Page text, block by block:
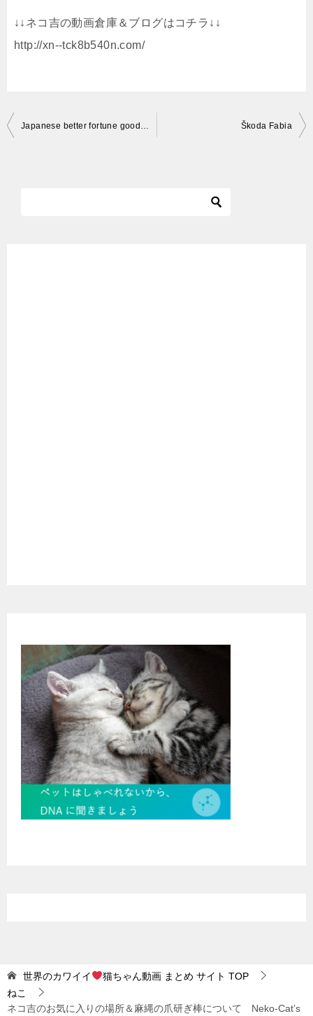
↓↓ネコ吉の動画倉庫＆ブログはコチラ↓↓
http://xn--tck8b540n.com/
投
Japanese better fortune goods “manekineko”日本の開運グッズ「招き猫」 Škoda Fabia
世界のカワイイ 猫ちゃん動画 まとめ サイト TOP
ねこ
ネコ吉のお気に入りの場所＆麻縄の爪研ぎ棒について Neko-Cat’s